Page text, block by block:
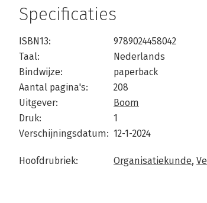
Specificaties
ISBN13:
9789024458042
Taal:
Nederlands
Bindwijze:
paperback
Aantal pagina's:
208
Uitgever:
Boom
Druk:
1
Verschijningsdatum: 12-1-2024
Hoofdrubriek: Organisatiekunde,